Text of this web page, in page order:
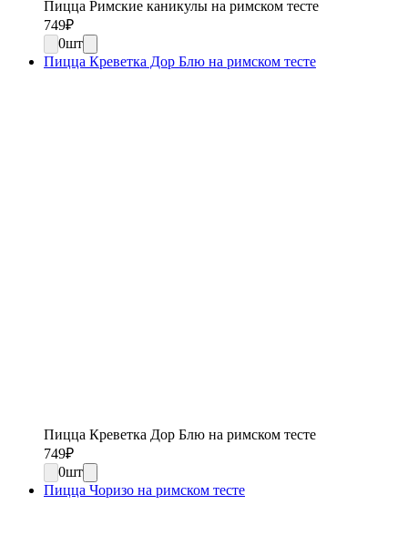
Пицца Римские каникулы на римском тесте
749₽
0шт
Пицца Креветка Дор Блю на римском тесте
Пицца Креветка Дор Блю на римском тесте
749₽
0шт
Пицца Чоризо на римском тесте